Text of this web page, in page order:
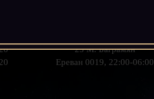
25 М. Баграмян
Ереван 0019, 22:00-06:00